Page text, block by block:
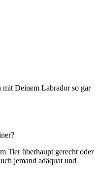
mit Deinem Labrador so gar
Tier überhaupt gerecht oder
jemand adäquat und